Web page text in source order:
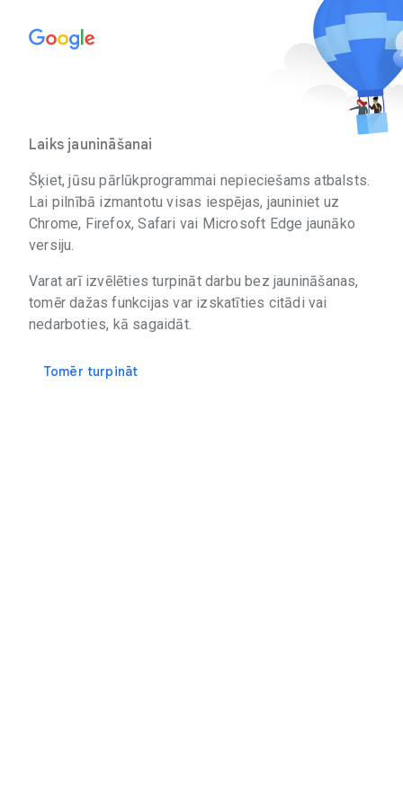
Laiks jaunināšanai
Šķiet, jūsu pārlūkprogrammai nepieciešams atbalsts.
Lai pilnībā izmantotu visas iespējas, jauniniet uz
Chrome, Firefox, Safari vai Microsoft Edge jaunāko
versiju.
Varat arī izvēlēties turpināt darbu bez jaunināšanas,
tomēr dažas funkcijas var izskatīties citādi vai
nedarboties, kā sagaidāt.
Tomēr turpināt